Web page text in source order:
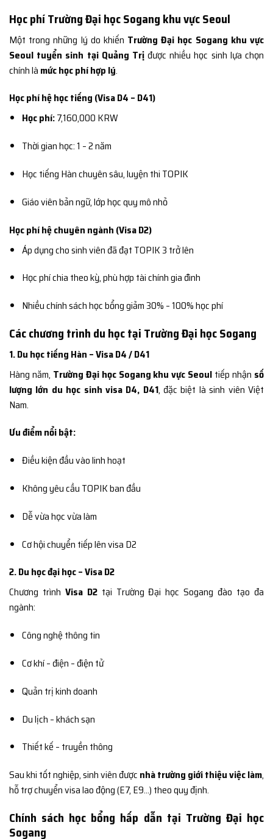
Học phí Trường Đại học Sogang khu vực Seoul
Một trong những lý do khiến Trường Đại học Sogang khu vực
Seoul tuyển sinh tại Quảng Trịđược nhiều học sinh lựa chọn
chính là mức học phí hợp lý.
Học phí hệ học tiếng (Visa D4 – D41)
Học phí:7,160,000 KRW
Thời gian học: 1 – 2 năm
Học tiếng Hàn chuyên sâu, luyện thi TOPIK
Giáo viên bản ngữ, lớp học quy mô nhỏ
Học phí hệ chuyên ngành (Visa D2)
Áp dụng cho sinh viên đã đạt TOPIK 3 trở lên
Học phí chia theo kỳ, phù hợp tài chính gia đình
Nhiều chính sách học bổng giảm 30% – 100% học phí
Các chương trình du học tại Trường Đại học Sogang
1. Du học tiếng Hàn – Visa D4 / D41
Hàng năm, Trường Đại học Sogang khu vực Seoul tiếp nhận số
lượng lớn du học sinh visa D4, D41, đặc biệt là sinh viên Việt
Nam.
Ưu điểm nổi bật:
Điều kiện đầu vào linh hoạt
Không yêu cầu TOPIK ban đầu
Dễ vừa học vừa làm
Cơ hội chuyển tiếp lên visa D2
2. Du học đại học – Visa D2
Chương trình Visa D2tại Trường Đại học Sogang đào tạo đa
ngành:
Công nghệ thông tin
Cơ khí – điện – điện tử
Quản trị kinh doanh
Du lịch – khách sạn
Thiết kế – truyền thông
Sau khi tốt nghiệp, sinh viên được nhà trường giới thiệu việc làm,
hỗ trợ chuyển visa lao động (E7, E9…) theo quy định.
Chính sách học bổng hấp dẫn tại Trường Đại học
Sogang